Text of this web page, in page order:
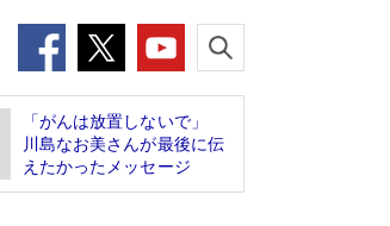
「がんは放置しないで」
川島なお美さんが最後に伝
えたかったメッセージ